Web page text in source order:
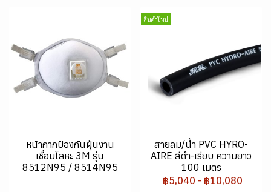
หน้ากากป้องกันฝุ่นงาน
เชื่อมโลหะ 3M รุ่น
8512N95 / 8514N95
สินค้าใหม่
สายลม/น้ำ PVC HYRO-
AIRE สีดำ-เรียบ ความยาว
100 เมตร
฿5,040 - ฿10,080